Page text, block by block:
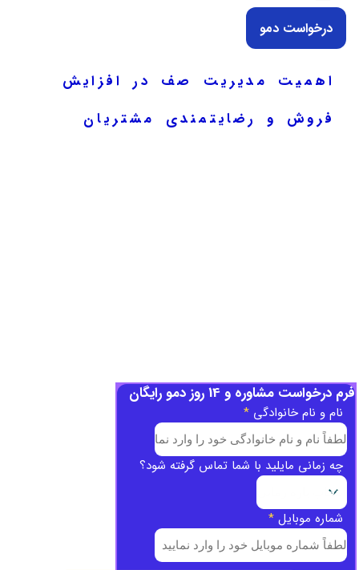
درخواست دمو
اهمیت مدیریت صف در افزایش
فروش و رضایتمندی مشتریان
فرم درخواست مشاوره و 14 روز دمو رایگان
نام و نام خانوادگی *
چه زمانی مایلید با شما تماس گرفته شود؟
شماره موبایل *